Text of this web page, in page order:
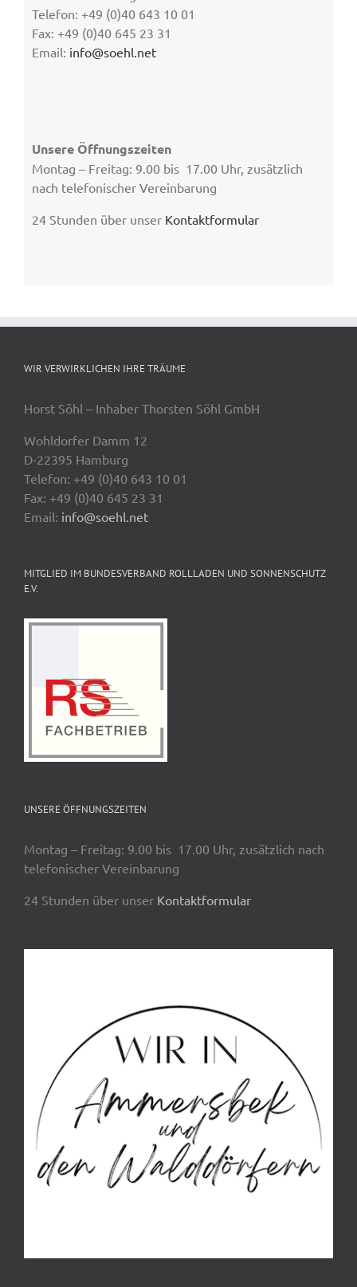
Telefon: +49 (0)40 643 10 01
Fax: +49 (0)40 645 23 31
Email: info@soehl.net
Unsere Öffnungszeiten
Montag – Freitag: 9.00 bis 17.00 Uhr, zusätzlich
nach telefonischer Vereinbarung
24 Stunden über unser Kontaktformular
WIR VERWIRKLICHEN IHRE TRÄUME
Horst Söhl – Inhaber Thorsten Söhl GmbH
Wohldorfer Damm 12
D-22395 Hamburg
Telefon: +49 (0)40 643 10 01
Fax: +49 (0)40 645 23 31
Email: info@soehl.net
MITGLIED IM BUNDESVERBAND ROLLLADEN UND SONNENSCHUTZ
E.V.
UNSERE ÖFFNUNGSZEITEN
Montag – Freitag: 9.00 bis 17.00 Uhr, zusätzlich nach
telefonischer Vereinbarung
24 Stunden über unser Kontaktformular